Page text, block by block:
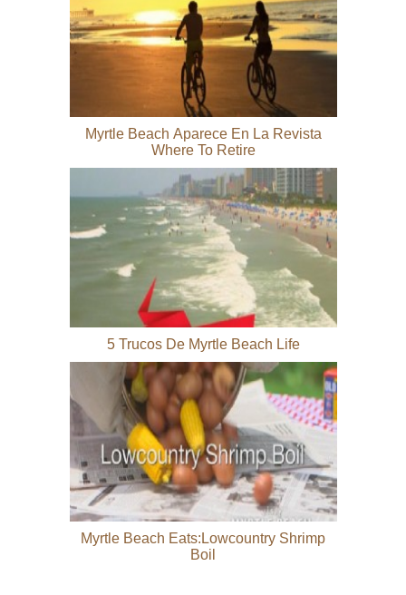
Myrtle Beach Aparece En La Revista
Where To Retire
5 Trucos De Myrtle Beach Life
Myrtle Beach Eats:Lowcountry Shrimp
Boil